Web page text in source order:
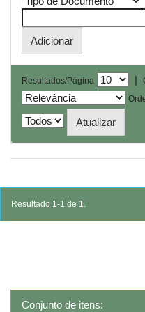
Resultados/Página |
Resultado 1-1 de 1.
Conjunto de itens: